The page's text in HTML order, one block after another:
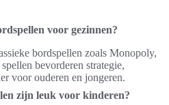
voor gezinnen?
bordspellen zoals Monopoly,
bevorderen strategie,
voor ouderen en jongeren.
zijn leuk voor kinderen?